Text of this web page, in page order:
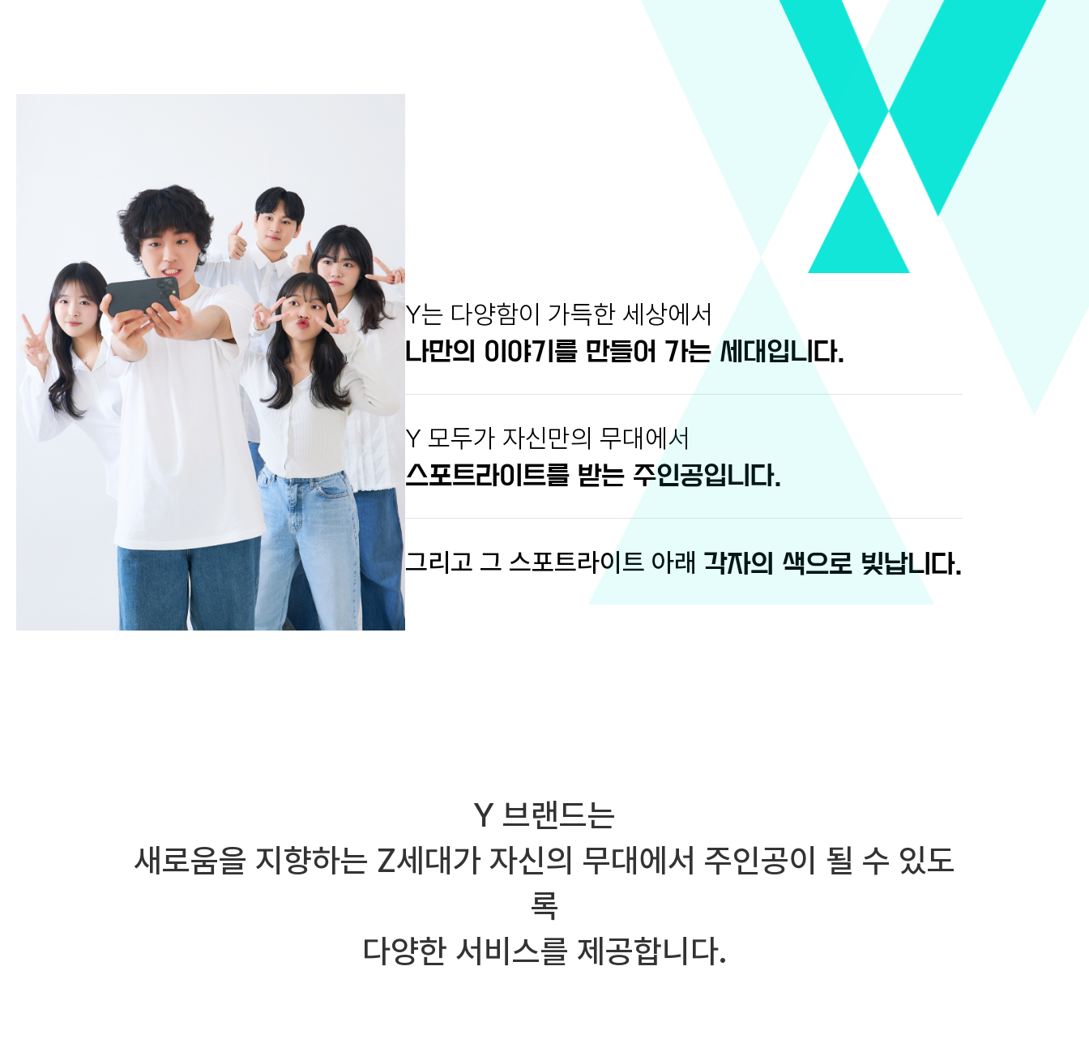
Y는 다양함이 가득한 세상에서
나만의 이야기를 만들어 가는 세대입니다.
Y 모두가 자신만의 무대에서
스포트라이트를 받는 주인공입니다.
그리고 그 스포트라이트 아래 각자의 색으로 빛납니다.
Y 브랜드는
새로움을 지향하는 Z세대가 자신의 무대에서 주인공이 될 수 있도
록
다양한 서비스를 제공합니다.